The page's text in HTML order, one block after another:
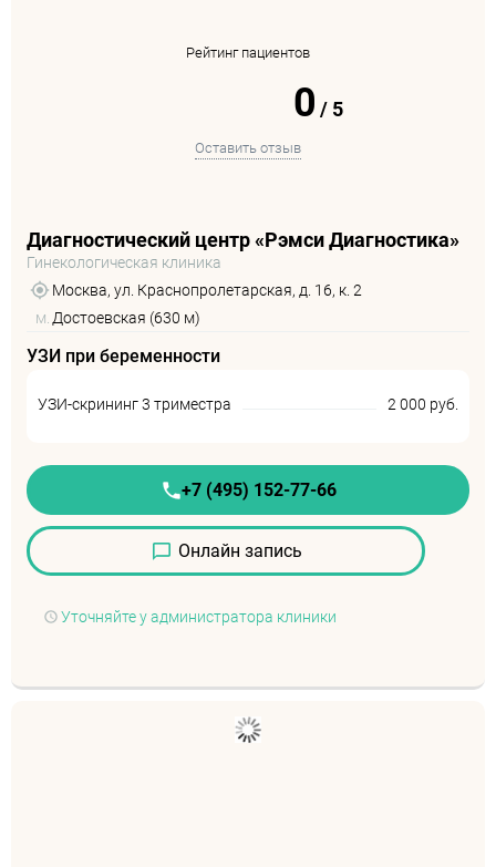
Рейтинг пациентов
0 / 5
Оставить отзыв
Диагностический центр «Рэмси Диагностика»
Гинекологическая клиника
Москва, ул. Краснопролетарская, д. 16, к. 2
м. Достоевская (630 м)
УЗИ при беременности
УЗИ-скрининг 3 триместра 2 000 руб.
+7 (495) 152-77-66
Онлайн запись
Уточняйте у администратора клиники